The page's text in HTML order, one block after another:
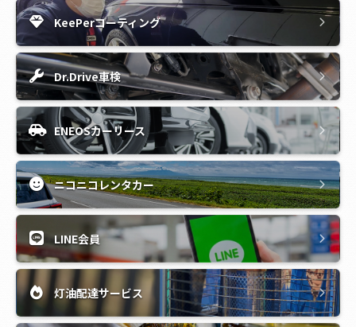
KeePerコーティング
Dr.Drive車検
ENEOSカーリース
ニコニコレンタカー
LINE会員
灯油配達サービス